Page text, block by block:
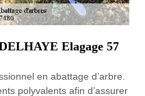
Elagage 57
en abattage d’arbre.
polyvalents afin d’assurer